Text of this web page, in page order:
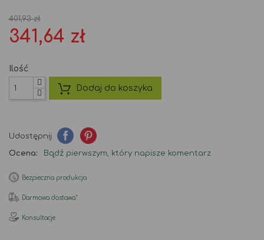
401,93 zł
341,64 zł
Ilość
Dodaj do koszyka
Udostępnij
Ocena: Bądź pierwszym, który napisze komentarz
Bezpieczna produkcja
Darmowa dostawa*
Konsultacje